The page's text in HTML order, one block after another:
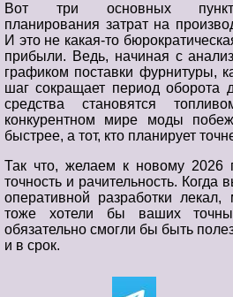
Вот три основных пункта
планирования затрат на
И это не какая-то
прибыли. Ведь, начиная с
графиком поставки фурнитуры,
шаг сокращает период оборота
средства становятся
конкурентном мире моды
быстрее, а тот, кто планирует
Так что, желаем к новому 2026
точность и рачительность. Когда
оперативной разработки
тоже хотели бы ваших
обязательно смогли бы быть
и в срок.